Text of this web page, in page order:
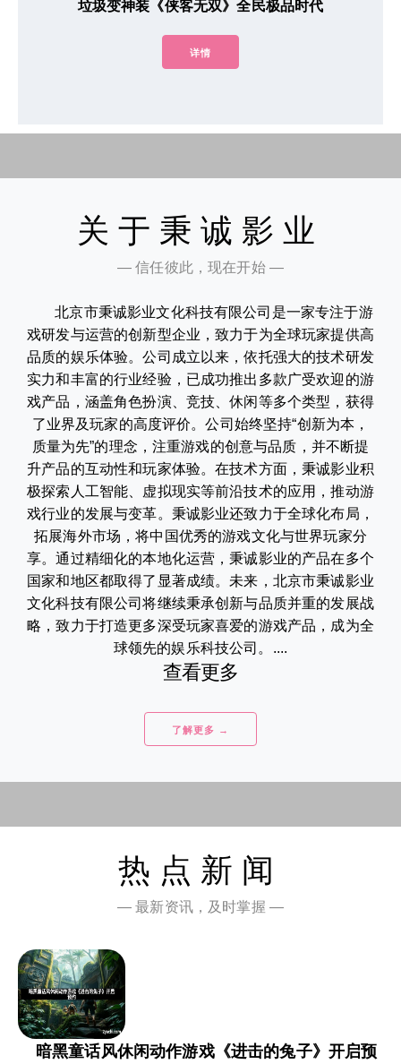
垃圾变神装《侠客无双》全民极品时代
详情
关于秉诚影业
— 信任彼此，现在开始 —
北京市秉诚影业文化科技有限公司是一家专注于游
戏研发与运营的创新型企业，致力于为全球玩家提供高
品质的娱乐体验。公司成立以来，依托强大的技术研发
实力和丰富的行业经验，已成功推出多款广受欢迎的游
戏产品，涵盖角色扮演、竞技、休闲等多个类型，获得
了业界及玩家的高度评价。公司始终坚持“创新为本，
质量为先”的理念，注重游戏的创意与品质，并不断提
升产品的互动性和玩家体验。在技术方面，秉诚影业积
极探索人工智能、虚拟现实等前沿技术的应用，推动游
戏行业的发展与变革。秉诚影业还致力于全球化布局，
拓展海外市场，将中国优秀的游戏文化与世界玩家分
享。通过精细化的本地化运营，秉诚影业的产品在多个
国家和地区都取得了显著成绩。未来，北京市秉诚影业
文化科技有限公司将继续秉承创新与品质并重的发展战
略，致力于打造更多深受玩家喜爱的游戏产品，成为全
球领先的娱乐科技公司。....
查看更多
了解更多 →
热点新闻
— 最新资讯，及时掌握 —
暗黑童话风休闲动作游戏《进击的兔子》开启预